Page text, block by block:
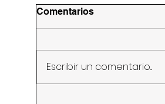
Comentarios
Escribir un comentario...